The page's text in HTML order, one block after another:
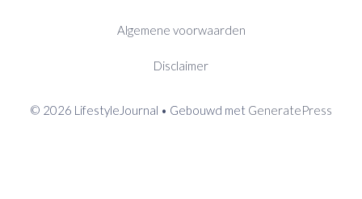
Algemene voorwaarden
Disclaimer
© 2026 LifestyleJournal • Gebouwd met GeneratePress